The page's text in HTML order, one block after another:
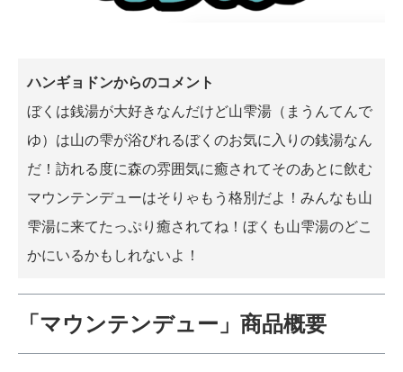
ハンギョドンからのコメント
ぼくは銭湯が大好きなんだけど山雫湯（まうんてんで
ゆ）は山の雫が浴びれるぼくのお気に入りの銭湯なん
だ！訪れる度に森の雰囲気に癒されてそのあとに飲む
マウンテンデューはそりゃもう格別だよ！みんなも山
雫湯に来てたっぷり癒されてね！ぼくも山雫湯のどこ
かにいるかもしれないよ！
「マウンテンデュー」商品概要